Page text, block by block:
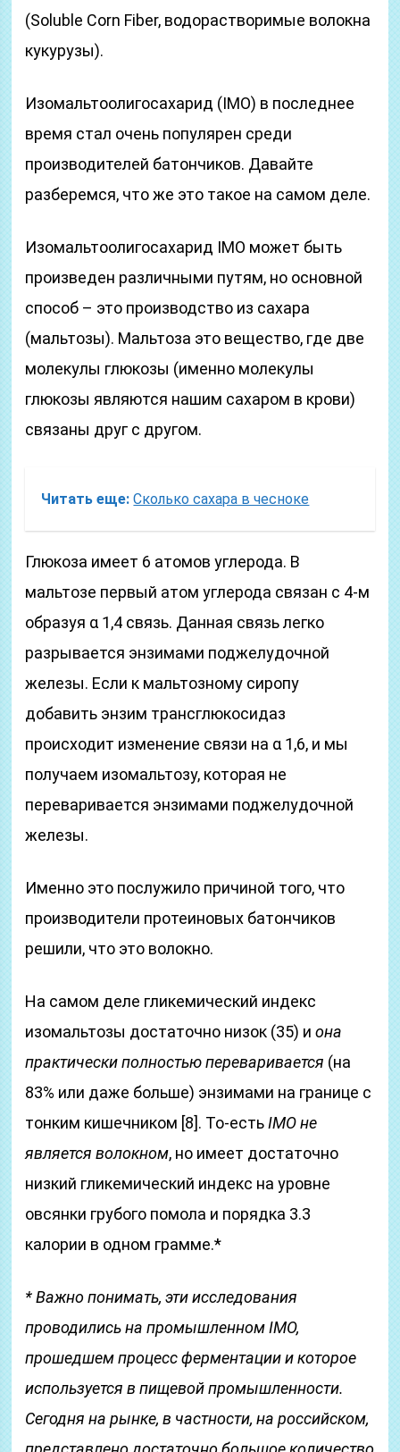
(Soluble Corn Fiber, водорастворимые волокна
кукурузы).
Изомальтоолигосахарид (IMO) в последнее
время стал очень популярен среди
производителей батончиков. Давайте
разберемся, что же это такое на самом деле.
Изомальтоолигосахарид IMO может быть
произведен различными путям, но основной
способ – это производство из сахара
(мальтозы). Мальтоза это вещество, где две
молекулы глюкозы (именно молекулы
глюкозы являются нашим сахаром в крови)
связаны друг с другом.
Читать еще: Сколько сахара в чесноке
Глюкоза имеет 6 атомов углерода. В
мальтозе первый атом углерода связан с 4-м
образуя α 1,4 связь. Данная связь легко
разрывается энзимами поджелудочной
железы. Если к мальтозному сиропу
добавить энзим трансглюкосидаз
происходит изменение связи на α 1,6, и мы
получаем изомальтозу, которая не
переваривается энзимами поджелудочной
железы.
Именно это послужило причиной того, что
производители протеиновых батончиков
решили, что это волокно.
На самом деле гликемический индекс
изомальтозы достаточно низок (35) иона
практически полностью переваривается (на
83% или даже больше) энзимами на границе с
тонким кишечником [8]. То-естьIMO не
является волокном, но имеет достаточно
низкий гликемический индекс на уровне
овсянки грубого помола и порядка 3.3
калории в одном грамме.*
* Важно понимать, эти исследования
проводились на промышленном IMO,
прошедшем процесс ферментации и которое
используется в пищевой промышленности.
Сегодня на рынке, в частности, на российском,